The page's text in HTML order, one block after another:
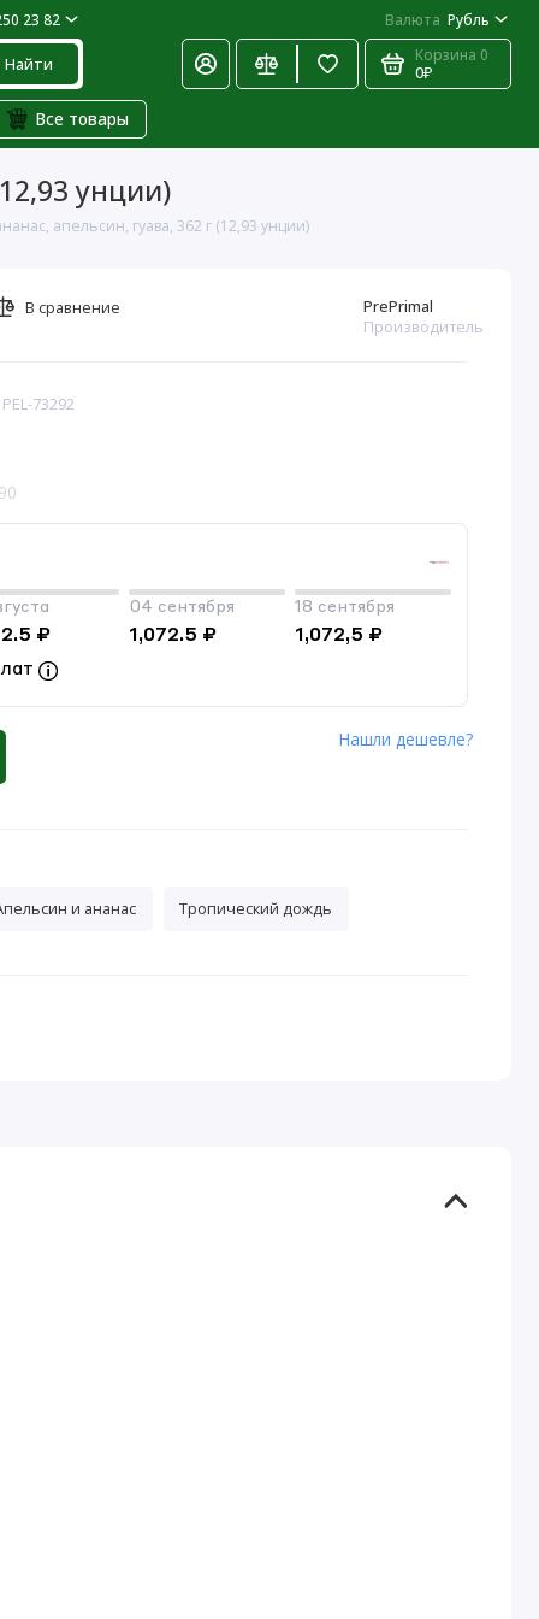
23 82 Валюта Рубль
Найти Корзина 0
0₽
Все товары
унции)
апельсин, гуава, 362 г (12,93 унции)
73292
PrePrimal
Производитель
₽
04 сентября
1,072.5 ₽
18 сентября
1,072,5 ₽
Нашли дешевле?
В сравнение
и ананас Тропический дождь